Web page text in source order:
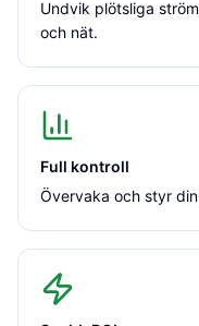
Undvik plötsliga
och nät.
Full kontroll
Övervaka och styr